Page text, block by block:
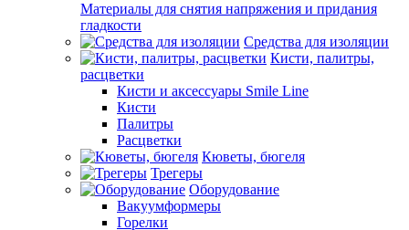
Материалы для снятия напряжения и придания
гладкости
Средства для изоляции
Кисти, палитры,
расцветки
Кисти и аксессуары Smile Line
Кисти
Палитры
Расцветки
Кюветы, бюгеля
Трегеры
Оборудование
Вакуумформеры
Горелки